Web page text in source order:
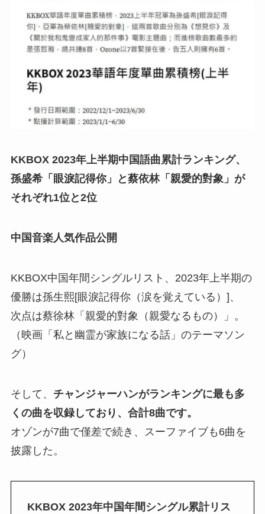
KKBOX 2023年上半期中国語曲累計ランキング、
孫盛希「眼淚記得你」と蔡依林「親愛的對象」が
それぞれ1位と2位
中国音楽人気作品公開
KKBOX中国年間シングルリスト、2023年上半期の
優勝は孫生熙[眼淚記得你（涙を覚えている）]、
次点は蔡徐林「親愛的對象（親愛なるもの）」。
（映画「私と幽霊が家族になる話」のテーマソン
グ）
そして、 チャンジャーハンがランキングに最も多
くの曲を収録しており、合計8曲です。
オゾンが7曲で僅差で続き、スーファイブも6曲を
披露した。
KKBOX 2023年中国年間シングル累計リス